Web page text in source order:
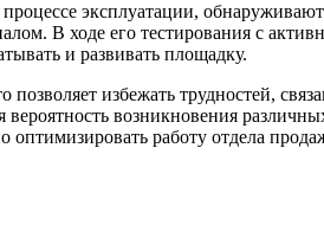
эксплуатации,
В ходе его тестирования с
и развивать площадку.
избежать трудностей,
возникновения
работу отдела